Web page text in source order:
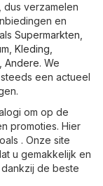
dus verzamelen
en
Supermarkten
Kleding,
Andere. We
een actueel
om op de
promoties. Hier
. Onze site
u gemakkelijk en
de beste